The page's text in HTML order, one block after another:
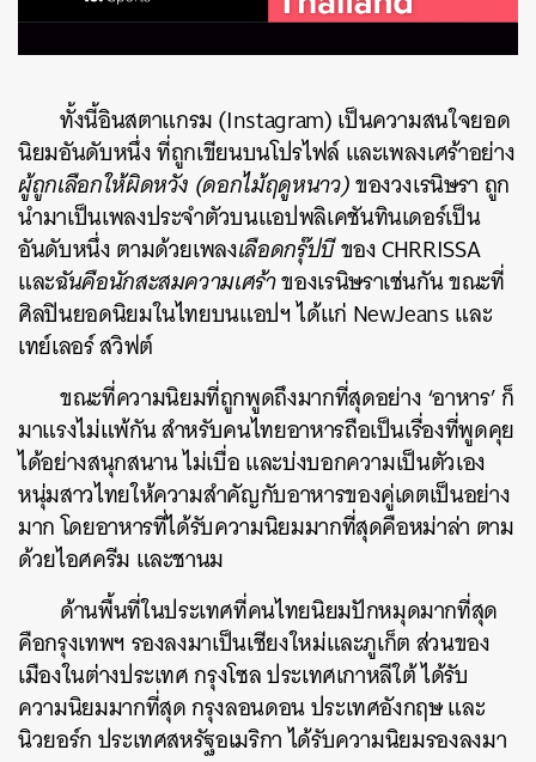
ทั้งนี้อินสตาแกรม (Instagram) เป็นความสนใจยอด
นิยมอันดับหนึ่ง ที่ถูกเขียนบนโปรไฟล์ และเพลงเศร้าอย่าง
ผู้ถูกเลือกให้ผิดหวัง (ดอกไม้ฤดูหนาว)ของวงเรนิษรา ถูก
นำมาเป็นเพลงประจำตัวบนแอปพลิเคชันทินเดอร์เป็น
อันดับหนึ่ง ตามด้วยเพลงเลือดกรุ๊ปบีของ CHRRISSA
และฉันคือนักสะสมความเศร้าของเรนิษราเช่นกัน ขณะที่
ศิลปินยอดนิยมในไทยบนแอปฯ ได้แก่ NewJeans และ
เทย์เลอร์ สวิฟต์
ขณะที่ความนิยมที่ถูกพูดถึงมากที่สุดอย่าง ‘อาหาร’ ก็
มาแรงไม่แพ้กัน สำหรับคนไทยอาหารถือเป็นเรื่องที่พูดคุย
ได้อย่างสนุกสนาน ไม่เบื่อ และบ่งบอกความเป็นตัวเอง
หนุ่มสาวไทยให้ความสำคัญกับอาหารของคู่เดตเป็นอย่าง
มาก โดยอาหารที่ได้รับความนิยมมากที่สุดคือหม่าล่า ตาม
ด้วยไอศครีม และชานม
ด้านพื้นที่ในประเทศที่คนไทยนิยมปักหมุดมากที่สุด
คือกรุงเทพฯ รองลงมาเป็นเชียงใหม่และภูเก็ต ส่วนของ
เมืองในต่างประเทศ กรุงโซล ประเทศเกาหลีใต้ ได้รับ
ความนิยมมากที่สุด กรุงลอนดอน ประเทศอังกฤษ และ
นิวยอร์ก ประเทศสหรัฐอเมริกา ได้รับความนิยมรองลงมา
ค้นหา
SHARE TWEET EMAIL